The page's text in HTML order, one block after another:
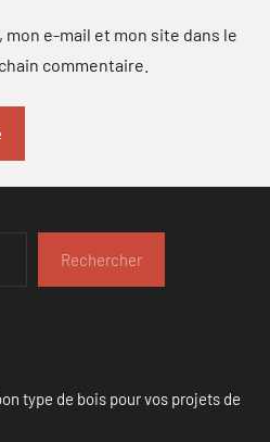
e-mail et mon site dans le
commentaire.
Rechercher
type de bois pour vos projets de